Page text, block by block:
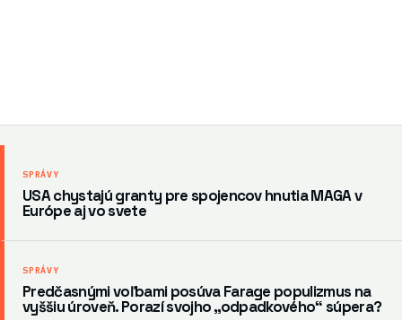
SPRÁVY
USA chystajú granty pre spojencov hnutia MAGA v
Európe aj vo svete
SPRÁVY
Predčasnými voľbami posúva Farage populizmus na
vyššiu úroveň. Porazí svojho „odpadkového“ súpera?